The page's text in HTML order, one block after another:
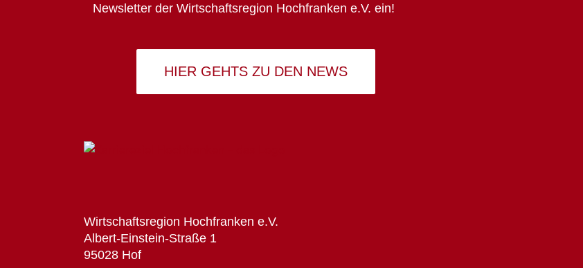
Newsletter der Wirtschaftsregion Hochfranken e.V. ein!
HIER GEHTS ZU DEN NEWS
Wirtschaftsregion Hochfranken e.V.
Albert-Einstein-Straße 1
95028 Hof